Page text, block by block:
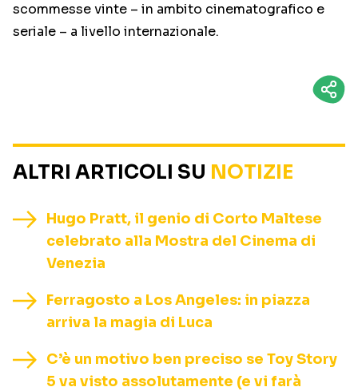
scommesse vinte – in ambito cinematografico e
seriale – a livello internazionale.
ALTRI ARTICOLI SU NOTIZIE
Hugo Pratt, il genio di Corto Maltese
celebrato alla Mostra del Cinema di
Venezia
Ferragosto a Los Angeles: in piazza
arriva la magia di Luca
C’è un motivo ben preciso se Toy Story
5 va visto assolutamente (e vi farà